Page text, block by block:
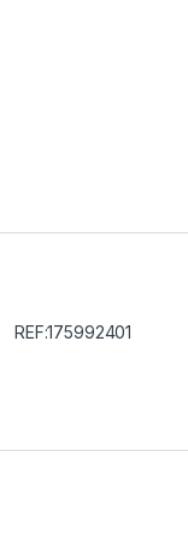
REF:175992401